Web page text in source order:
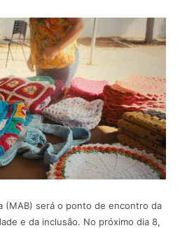
(MAB) será o ponto de encontro da
e da inclusão. No próximo dia 8,